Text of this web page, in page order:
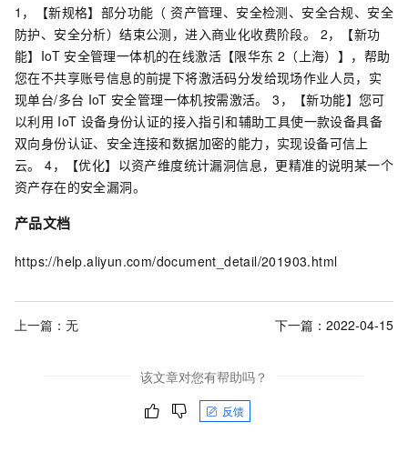
1，【新规格】部分功能（ 资产管理、安全检测、安全合规、安全
防护、安全分析）结束公测，进入商业化收费阶段。 2，【新功
能】IoT 安全管理一体机的在线激活【限华东 2（上海）】，帮助
您在不共享账号信息的前提下将激活码分发给现场作业人员，实
现单台/多台 IoT 安全管理一体机按需激活。 3，【新功能】您可
以利用 IoT 设备身份认证的接入指引和辅助工具使一款设备具备
双向身份认证、安全连接和数据加密的能力，实现设备可信上
云。 4，【优化】以资产维度统计漏洞信息，更精准的说明某一个
资产存在的安全漏洞。
产品文档
https://help.aliyun.com/document_detail/201903.html
上一篇：无 下一篇： 2022-04-15
该文章对您有帮助吗？
反馈